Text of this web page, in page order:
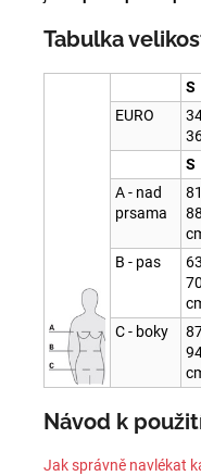
Tabulka
S
EURO
S
A - nad
prsama
88
B - pas
70
C - boky
Návod k
Jak správně navlékat